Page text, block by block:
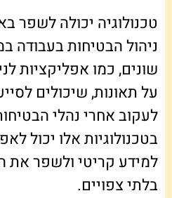
טכנולוגיה יכולה לשפר
ניהול הבטיחות בעבודה
שונים, כמו אפליקציות
על תאונות, שיכולים
לעקוב אחרי נהלי
בטכנולוגיות אלו יכול
למידע קריטי ולשפר את
בלתי צפויים.